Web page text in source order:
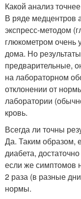
Какой анализ
В ряде медцентров
экспресс-методом
глюкометром очень
дома. Но
предварительные,
на лабораторном
отклонении от
лаборатории
кровь.
Всегда ли точны
Да. Таким образом,
диабета,
если же симптомов
2 раза (в разные
нормы.